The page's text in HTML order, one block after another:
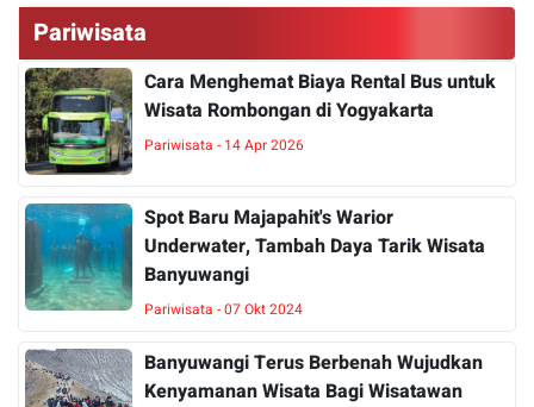
Pariwisata
Cara Menghemat Biaya Rental Bus untuk
Wisata Rombongan di Yogyakarta
Pariwisata - 14 Apr 2026
Spot Baru Majapahit's Warior
Underwater, Tambah Daya Tarik Wisata
Banyuwangi
Pariwisata - 07 Okt 2024
Banyuwangi Terus Berbenah Wujudkan
Kenyamanan Wisata Bagi Wisatawan